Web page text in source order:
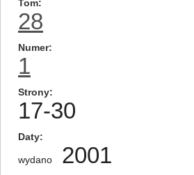
Tom
28
Numer
1
Strony
17-30
Daty
wydano 2001